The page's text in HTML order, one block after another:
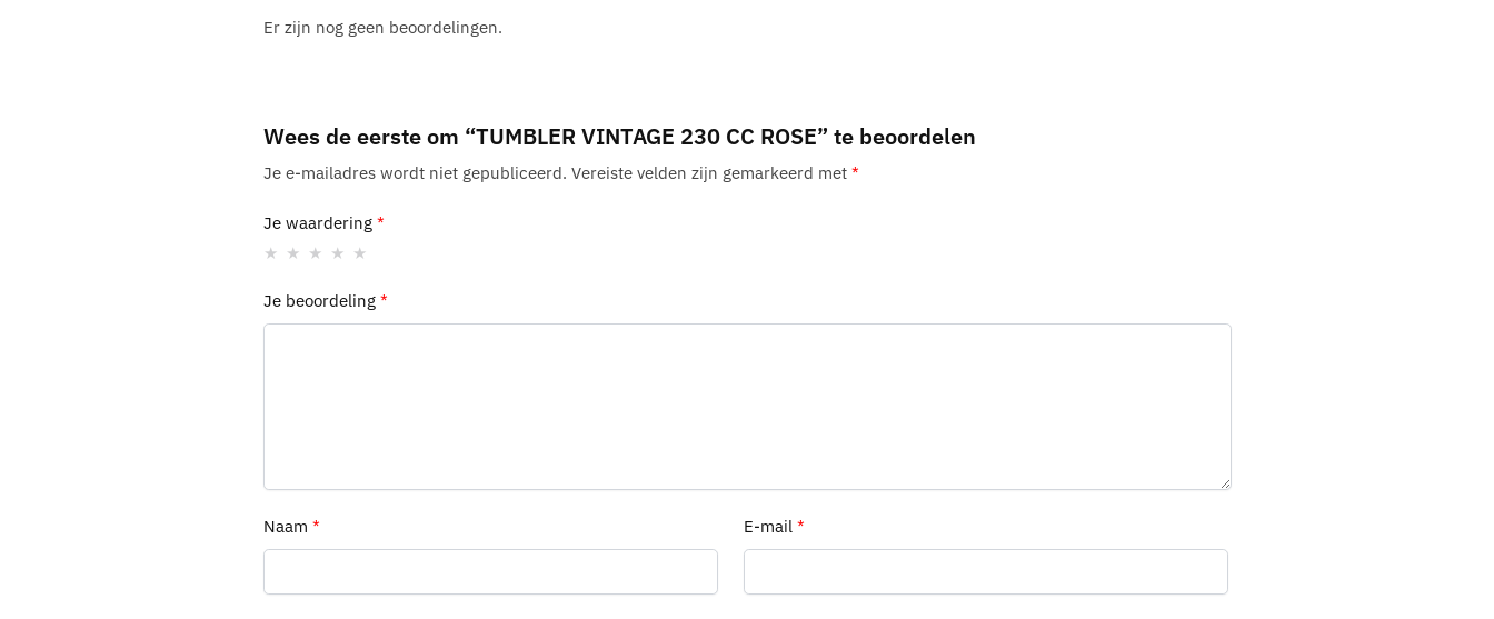
Er zijn nog geen beoordelingen.
Wees de eerste om “TUMBLER VINTAGE 230 CC ROSE” te beoordelen
Je e-mailadres wordt niet gepubliceerd. Vereiste velden zijn gemarkeerd met *
Je waardering *
Je beoordeling *
Naam * E-mail*